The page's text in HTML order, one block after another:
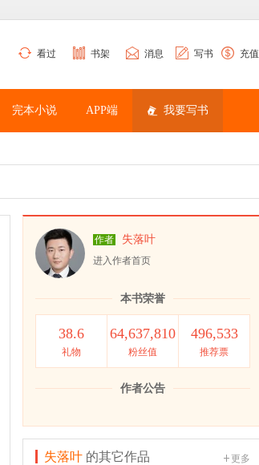
看过 书架 消息 写书 充值
完本小说 APP端 我要写书
作者 失落叶
进入作者首页
本书荣誉
38.6
礼物
64,637,810
粉丝值
496,533
推荐票
作者公告
更多
失落叶 的其它作品